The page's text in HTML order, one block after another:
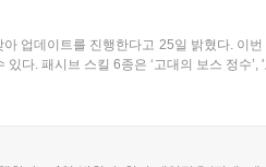
업데이트를 진행한다고 25일 밝혔다. 이
. 패시브 스킬 6종은 ‘고대의 보스 정수’,